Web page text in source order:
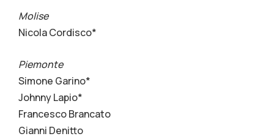
Molise
Nicola Cordisco*
Piemonte
Simone Garino*
Johnny Lapio*
Francesco Brancato
Gianni Denitto